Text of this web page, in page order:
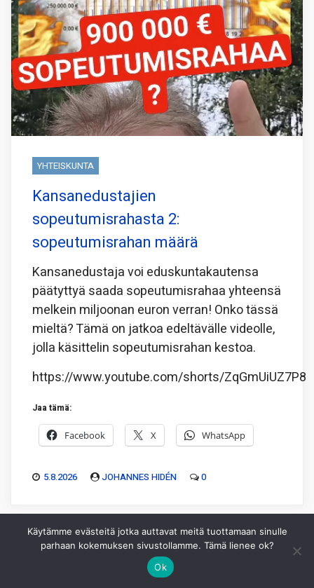
YHTEISKUNTA
Kansanedustajien
sopeutumisrahasta 2:
sopeutumisrahan määrä
Kansanedustaja voi eduskuntakautensa
päätyttyä saada sopeutumisrahaa yhteensä
melkein miljoonan euron verran! Onko tässä
mieltä? Tämä on jatkoa edeltävälle videolle,
jolla käsittelin sopeutumisrahan kestoa.
https://www.youtube.com/shorts/ZqGmUiUZ7P8
Jaa tämä:
Facebook X WhatsApp
5.8.2026 JOHANNES HIDÉN 0
Käytämme evästeitä jotka auttavat meitä tuottamaan sinulle
parhaan kokemuksen sivustollamme. Tämä lienee ok?
Ok